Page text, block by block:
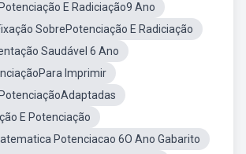
E Radiciação9 Ano
SobrePotenciação E Radiciação
Saudável 6 Ano
Imprimir
E Potenciação
Potenciacao 6O Ano Gabarito